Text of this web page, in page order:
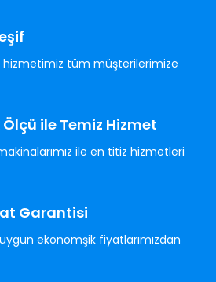
hizmetimiz tüm müşterilerimize
ile Temiz Hizmet
ile en titiz hizmetleri
Garantisi
ekonomşik fiyatlarımızdan